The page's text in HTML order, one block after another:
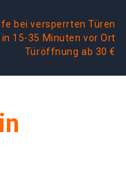
bei versperrten Türen
15-35 Minuten vor Ort
Türöffnung ab 30 €